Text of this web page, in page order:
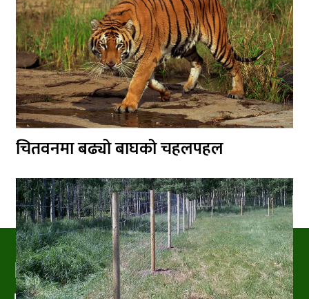
चितवनमा बढ्यो बाघको चहलपहल
PRAKRITIPRESS